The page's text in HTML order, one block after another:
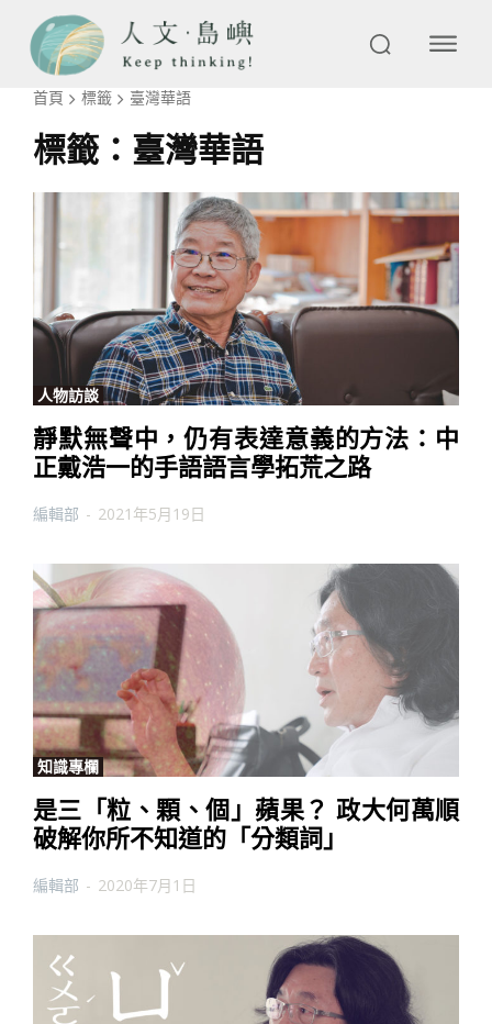
首頁 標籤 臺灣華語
標籤： 臺灣華語
人物訪談
靜默無聲中，仍有表達意義的方法：中
正戴浩一的手語語言學拓荒之路
編輯部 - 2021年5月19日
知識專欄
是三「粒、顆、個」蘋果？ 政大何萬順
破解你所不知道的「分類詞」
編輯部 - 2020年7月1日